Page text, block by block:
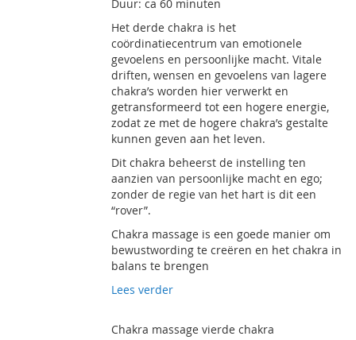
Duur: ca 60 minuten
Het derde chakra is het
coördinatiecentrum van emotionele
gevoelens en persoonlijke macht. Vitale
driften, wensen en gevoelens van lagere
chakra’s worden hier verwerkt en
getransformeerd tot een hogere energie,
zodat ze met de hogere chakra’s gestalte
kunnen geven aan het leven.
Dit chakra beheerst de instelling ten
aanzien van persoonlijke macht en ego;
zonder de regie van het hart is dit een
“rover”.
Chakra massage is een goede manier om
bewustwording te creëren en het chakra in
balans te brengen
Lees verder
Chakra massage vierde chakra